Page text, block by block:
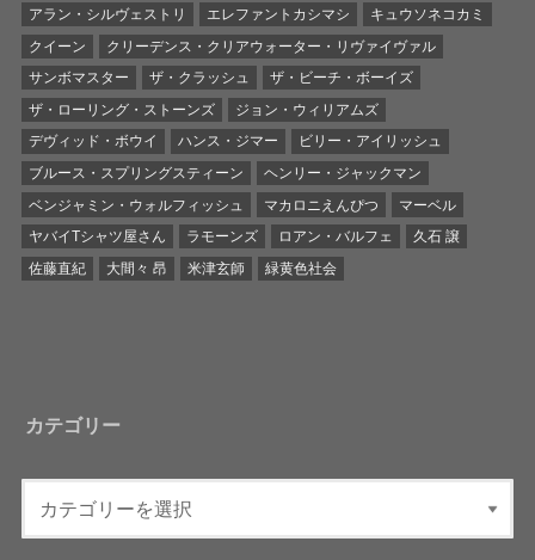
アラン・シルヴェストリ
エレファントカシマシ
キュウソネコカミ
クイーン
クリーデンス・クリアウォーター・リヴァイヴァル
サンボマスター
ザ・クラッシュ
ザ・ビーチ・ボーイズ
ザ・ローリング・ストーンズ
ジョン・ウィリアムズ
デヴィッド・ボウイ
ハンス・ジマー
ビリー・アイリッシュ
ブルース・スプリングスティーン
ヘンリー・ジャックマン
ベンジャミン・ウォルフィッシュ
マカロニえんぴつ
マーベル
ヤバイTシャツ屋さん
ラモーンズ ロアン・バルフェ
久石 譲
佐藤直紀
大間々 昂 米津玄師 緑黄色社会
カテゴリー